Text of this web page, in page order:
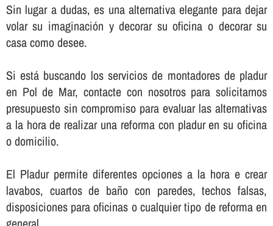
Sin lugar a dudas, es una alternativa elegante para dejar
volar su imaginación y decorar su oficina o decorar su
casa como desee.
Si está buscando los servicios de montadores de pladur
en Pol de Mar, contacte con nosotros para solicitarnos
presupuesto sin compromiso para evaluar las alternativas
a la hora de realizar una reforma con pladur en su oficina
o domicilio.
El Pladur permite diferentes opciones a la hora e crear
lavabos, cuartos de baño con paredes, techos falsas,
disposiciones para oficinas o cualquier tipo de reforma en